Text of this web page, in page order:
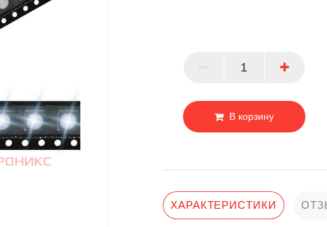
В корзину
ХАРАКТЕРИСТИКИ